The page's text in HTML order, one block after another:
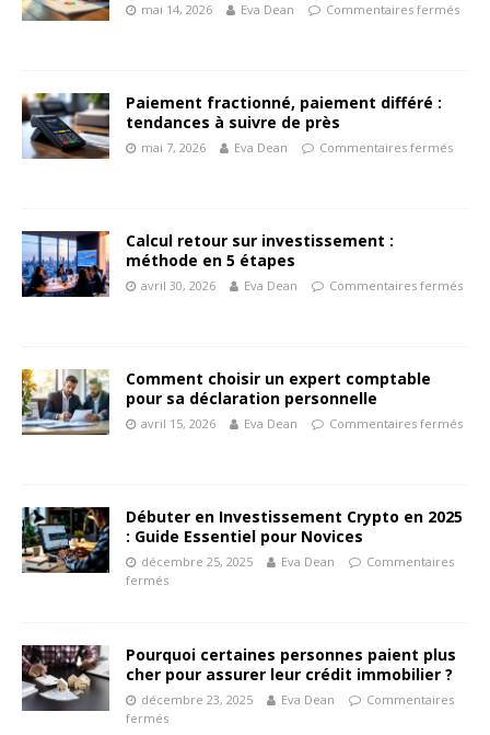
mai 14, 2026 Eva Dean Commentaires fermés
Paiement fractionné, paiement différé :
tendances à suivre de près
mai 7, 2026 Eva Dean Commentaires fermés
Calcul retour sur investissement :
méthode en 5 étapes
avril 30, 2026 Eva Dean Commentaires fermés
Comment choisir un expert comptable
pour sa déclaration personnelle
avril 15, 2026 Eva Dean Commentaires fermés
Débuter en Investissement Crypto en 2025
: Guide Essentiel pour Novices
décembre 25, 2025 Eva Dean
Commentaires
fermés
Pourquoi certaines personnes paient plus
cher pour assurer leur crédit immobilier ?
décembre 23, 2025 Eva Dean
Commentaires
fermés